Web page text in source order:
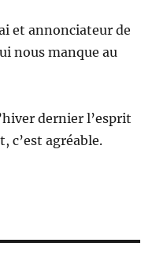
et annonciateur de
nous manque au
dernier l’esprit
c’est agréable.